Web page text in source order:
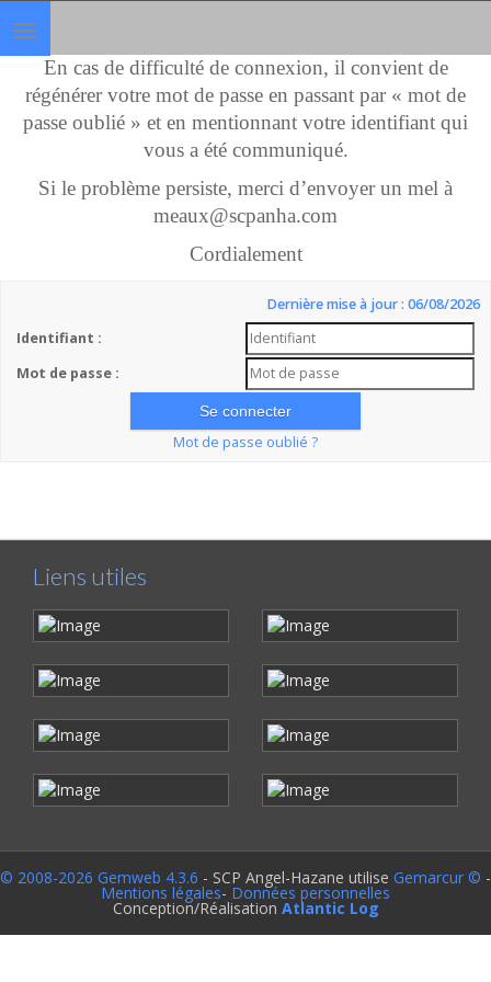
Toggle
navigation
En cas de difficulté de connexion, il convient de
régénérer votre mot de passe en passant par « mot de
passe oublié » et en mentionnant votre identifiant qui
vous a été communiqué.
Si le problème persiste, merci d’envoyer un mel à
meaux@scpanha.com
Cordialement
Dernière mise à jour : 06/08/2026
Identifiant :
Mot de passe :
Mot de passe oublié ?
Liens utiles
© 2008-2026 Gemweb 4.3.6 - SCP Angel-Hazane utilise Gemarcur © -
Mentions légales- Données personnelles
Conception/Réalisation Atlantic Log